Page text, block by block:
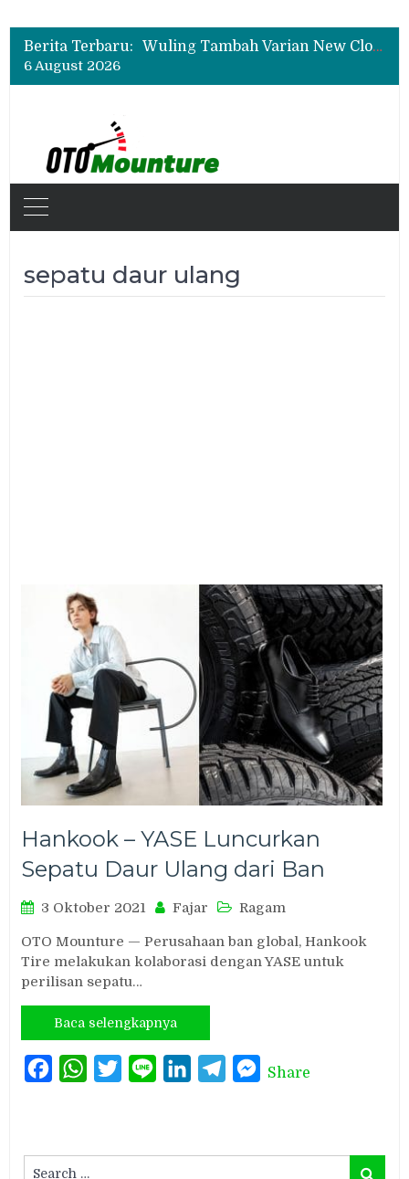
Berita Terbaru:
All-New Mitsubishi Pajero Siap Debut, Usung Kemampuan Off-Road Lebih Tangguh
Wuling Tambah Varian New Cloud EV SE, Harga Mulai Rp299 Juta
All-New Mitsubishi Pajero Siap Debut, Usung Kemampuan Off-Road Lebih Tangguh
6 August 2026
sepatu daur ulang
Hankook – YASE Luncurkan
Sepatu Daur Ulang dari Ban
3 Oktober 2021 Fajar Ragam
OTO Mounture — Perusahaan ban global, Hankook
Tire melakukan kolaborasi dengan YASE untuk
perilisan sepatu…
Baca selengkapnya
FacebookWhatsAppTwitterLine LinkedInTelegramMessenger
Share
Search